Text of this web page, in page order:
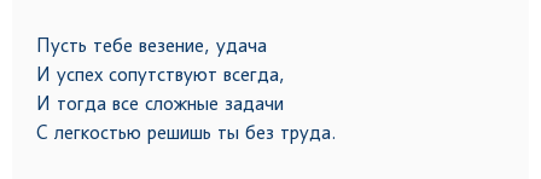
Пусть тебе везение, удача
И успех сопутствуют всегда,
И тогда все сложные задачи
С легкостью решишь ты без труда.